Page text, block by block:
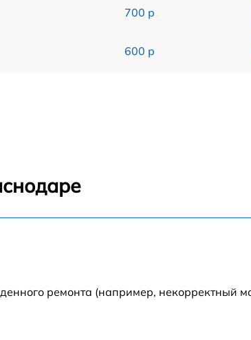
700 р
600 р
ремонта (например, некорректный